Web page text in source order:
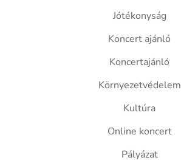
Jótékonyság
Koncert ajánló
Koncertajánló
Környezetvédelem
Kultúra
Online koncert
Pályázat